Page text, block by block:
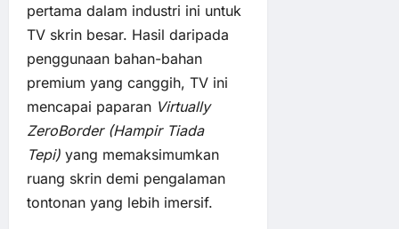
pertama dalam industri ini untuk
TV skrin besar. Hasil daripada
penggunaan bahan-bahan
premium yang canggih, TV ini
mencapai paparan Virtually
ZeroBorder (Hampir Tiada
Tepi) yang memaksimumkan
ruang skrin demi pengalaman
tontonan yang lebih imersif.